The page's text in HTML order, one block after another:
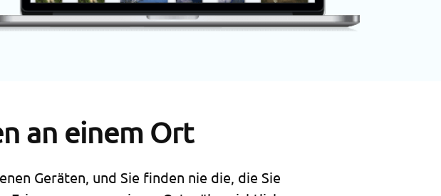
an einem Ort
Geräten, und Sie finden nie die, die Sie